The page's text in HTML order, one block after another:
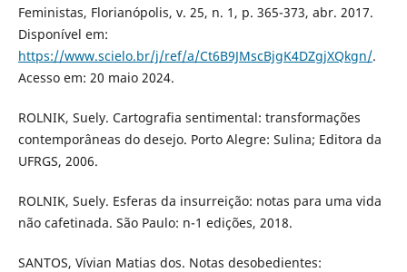
Feministas, Florianópolis, v. 25, n. 1, p. 365-373, abr. 2017.
Disponível em:
https://www.scielo.br/j/ref/a/Ct6B9JMscBjgK4DZgjXQkgn/.
Acesso em: 20 maio 2024.
ROLNIK, Suely. Cartografia sentimental: transformações
contemporâneas do desejo. Porto Alegre: Sulina; Editora da
UFRGS, 2006.
ROLNIK, Suely. Esferas da insurreição: notas para uma vida
não cafetinada. São Paulo: n-1 edições, 2018.
SANTOS, Vívian Matias dos. Notas desobedientes: